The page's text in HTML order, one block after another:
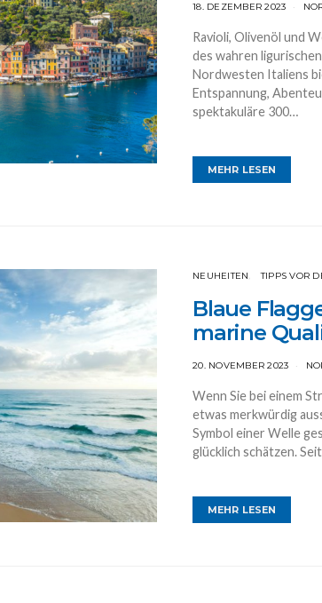
18. DEZEMBER 2023
Ravioli, Olivenöl und
des wahren
Nordwesten Italiens
Entspannung,
spektakuläre 300…
MEHR LESEN
NEUHEITEN TIPPS VOR
Blaue
marine
20. NOVEMBER 2023
Wenn Sie bei einem
etwas merkwürdig
Symbol einer Welle
glücklich schätzen.
MEHR LESEN